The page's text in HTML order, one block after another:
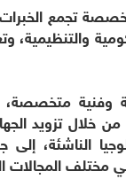
الخبرات
وفنية
خلال تزويد
الناشئة،
مختلف المجالات